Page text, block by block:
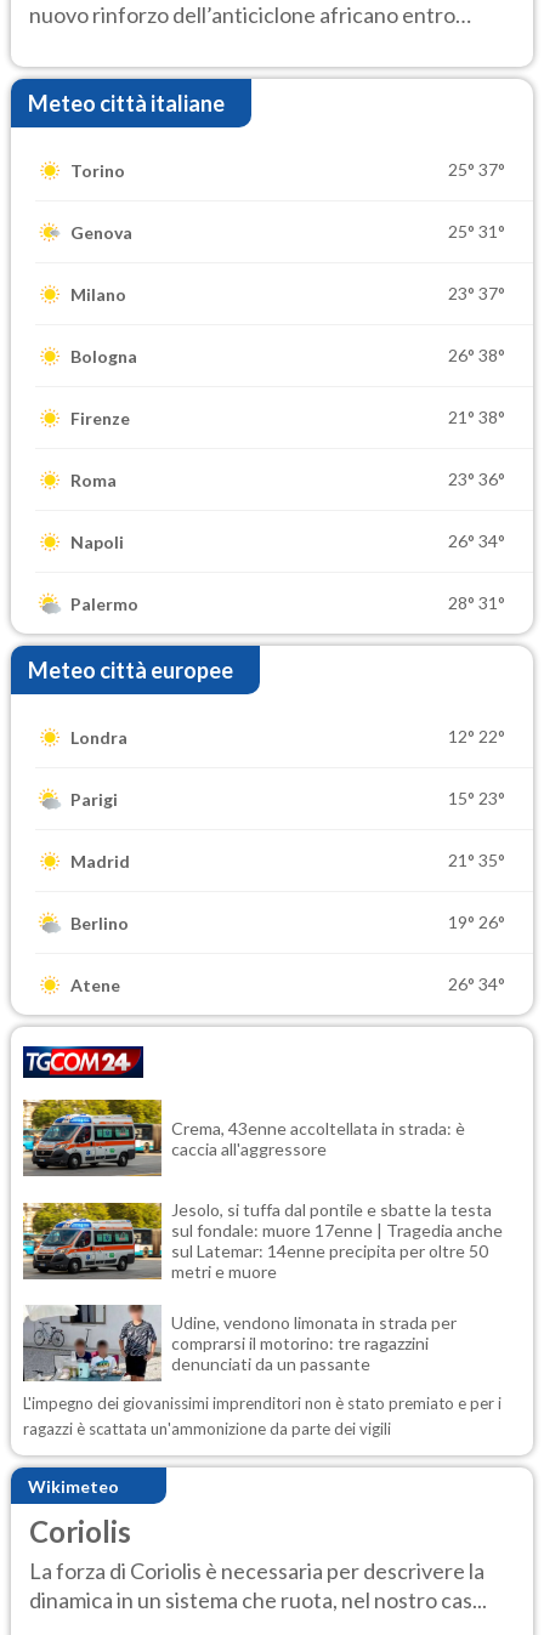
nuovo rinforzo dell’anticiclone africano entro
Meteo città italiane
Torino 25° 37°
Genova 25° 31°
Milano 23° 37°
Bologna 26° 38°
Firenze 21° 38°
Roma 23° 36°
Napoli 26° 34°
Palermo 28° 31°
Meteo città europee
Londra 12° 22°
Parigi 15° 23°
Madrid 21° 35°
Berlino 19° 26°
Atene 26° 34°
Crema, 43enne accoltellata in strada: è
caccia all'aggressore
Jesolo, si tuffa dal pontile e sbatte la testa
sul fondale: muore 17enne | Tragedia anche
sul Latemar: 14enne precipita per oltre 50
metri e muore
Udine, vendono limonata in strada per
comprarsi il motorino: tre ragazzini
denunciati da un passante
L'impegno dei giovanissimi imprenditori non è stato premiato e per i
ragazzi è scattata un'ammonizione da parte dei vigili
Wikimeteo
Coriolis
La forza di Coriolis è necessaria per descrivere la
dinamica in un sistema che ruota, nel nostro cas...